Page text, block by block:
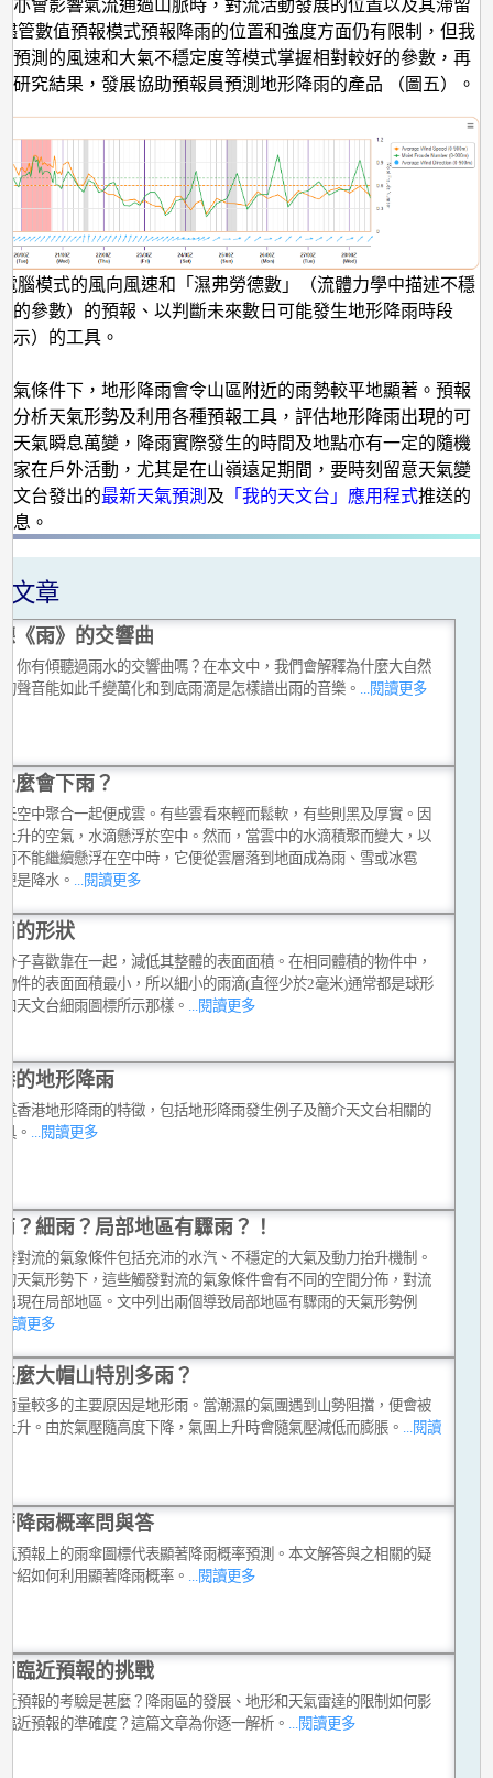
亦會影響氣流通過山脈時，對流活動發展的位置以及其滯留
管數值預報模式預報降雨的位置和強度方面仍有限制，但我
預測的風速和大氣不穩定度等模式掌握相對較好的參數，再
研究結果，發展協助預報員預測地形降雨的產品 （圖五）。
腦模式的風向風速和「濕弗勞德數」（流體力學中描述不穩
的參數）的預報、以判斷未來數日可能發生地形降雨時段
示）的工具。
氣條件下，地形降雨會令山區附近的雨勢較平地顯著。預報
分析天氣形勢及利用各種預報工具，評估地形降雨出現的可
天氣瞬息萬變，降雨實際發生的時間及地點亦有一定的隨機
家在戶外活動，尤其是在山嶺遠足期間，要時刻留意天氣變
文台發出的最新天氣預測 及 「我的天文台」應用程式推送的
息。
文章
《雨》的交響曲
你有傾聽過雨水的交響曲嗎？在本文中，我們會解釋為什麼大自然
聲音能如此千變萬化和到底雨滴是怎樣譜出雨的音樂。
...閱讀更多
麼會下雨？
空中聚合一起便成雲。有些雲看來輕而鬆軟，有些則黑及厚實。因
升的空氣，水滴懸浮於空中。然而，當雲中的水滴積聚而變大，以
不能繼續懸浮在空中時，它便從雲層落到地面成為雨、雪或冰雹
是降水。
...閱讀更多
的形狀
子喜歡靠在一起，減低其整體的表面面積。在相同體積的物件中，
件的表面面積最小，所以細小的雨滴(直徑少於2毫米)通常都是球形
天文台細雨圖標所示那樣。 ...閱讀更多
的地形降雨
香港地形降雨的特徵，包括地形降雨發生例子及簡介天文台相關的
。
...閱讀更多
？細雨？局部地區有驟雨？！
對流的氣象條件包括充沛的水汽、不穩定的大氣及動力抬升機制。
天氣形勢下，這些觸發對流的氣象條件會有不同的空間分佈，對流
現在局部地區。文中列出兩個導致局部地區有驟雨的天氣形勢例
讀更多
麼大帽山特別多雨？
量較多的主要原因是地形雨。當潮濕的氣團遇到山勢阻擋，便會被
升。由於氣壓隨高度下降，氣團上升時會隨氣壓減低而膨脹。 ...閱讀
降雨概率問與答
預報上的雨傘圖標代表顯著降雨概率預測。本文解答與之相關的疑
紹如何利用顯著降雨概率。
...閱讀更多
臨近預報的挑戰
預報的考驗是甚麼？降雨區的發展、地形和天氣雷達的限制如何影
近預報的準確度？這篇文章為你逐一解析。 ...閱讀更多